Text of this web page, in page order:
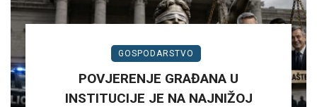
GOSPODARSTVO
POVJERENJE GRAĐANA U
INSTITUCIJE JE NA NAJNIŽOJ